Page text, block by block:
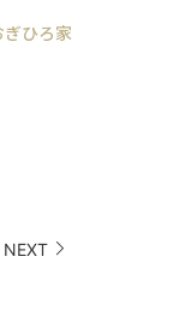
ぎひろ家
NEXT